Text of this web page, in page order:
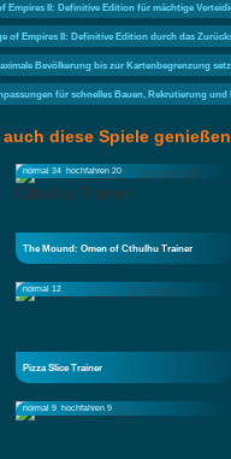
Empires II: Definitive Edition für mächtige
of Empires II: Definitive Edition durch das
Bevölkerung bis zur Kartenbegrenzung
für schnelles Bauen, Rekrutierung
diese Spiele genießen
normal 34 hochfahren 20
The Mound: Omen of Cthulhu Trainer
normal 12
Pizza Slice Trainer
normal 9 hochfahren 9